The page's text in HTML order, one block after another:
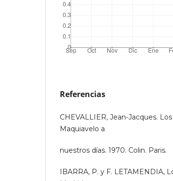
Referencias
CHEVALLIER, Jean-Jacques.
Maquiavelo a
nuestros días. 1970. Colin. Paris.
IBARRA, P. y F. LETAMENDIA,